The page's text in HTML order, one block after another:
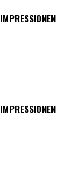
IMPRESSIONEN
IMPRESSIONEN